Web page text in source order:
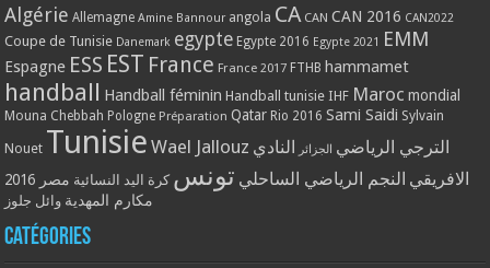
Algérie Allemagne Amine Bannour angola CA CAN CAN 2016 CAN2022
Coupe de Tunisie Danemark egypte Egypte 2016 Egypte 2021 EMM
Espagne ESS EST France France 2017 FTHB hammamet
handball Handball féminin Handball tunisie IHF Maroc mondial
Mouna Chebbah Pologne Préparation Qatar Rio 2016 Sami Saidi Sylvain
Nouet Tunisie Wael Jallouz الترجي الرياضي الجزائر
النادي
الافريقي النجم الرياضي الساحلي تونس كرة اليد النسائية مصر 2016
مكارم المهدية وائل جلوز
Catégories